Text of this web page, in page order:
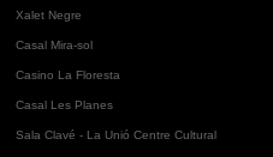
Xalet Negre
Casal Mira-sol
Casino La Floresta
Casal Les Planes
Sala Clavé - La Unió Centre Cultural